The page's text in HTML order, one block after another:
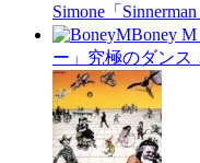
Simone「
Boney
ー」究極のダンス